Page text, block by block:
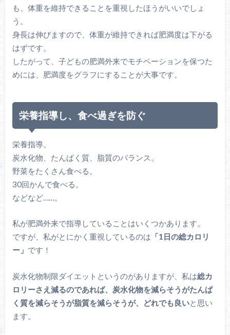
も、体重を維持できることを重視したほうがいいでしょ
う。
身長は伸びますので、体重が維持できれば肥満度は下がる
はずです。
したがって、子どもの肥満外来でモチベーションを保つた
めには、肥満度をグラフにすることが大事です。
栄養指導し、食べ過ぎを防ぐ
栄養指導。
炭水化物、たんぱく質、脂質のバランス。
野菜をたくさん食べる。
30回かんで食べる。
などなど……。
私が肥満外来で指導していることはいくつかあります。
ですが、私がとにかく重視しているのは 「1日の総カロリ
ー」 です！
炭水化物制限ダイエットというのがありますが、私は総カ
ロリーさえ減るのであれば、炭水化物を減らそうがたんぱ
く質を減らそうが脂質を減らそうが、どれでも良いと思い
ます。